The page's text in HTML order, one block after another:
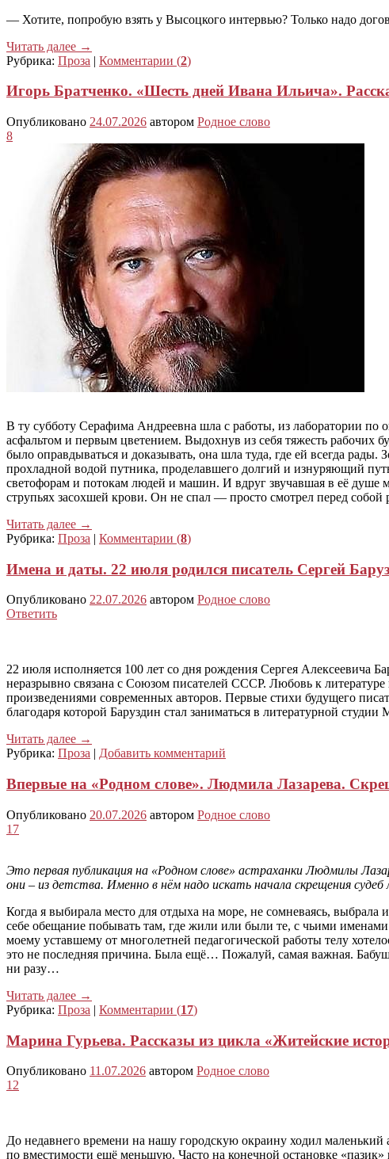
— Хотите, попробую взять у Высоцкого интервью? Только надо
Читать далее →
Рубрика: Проза | Комментарии (2)
Игорь Братченко. «Шесть дней Ивана Ильича».
Опубликовано 24.07.2026 автором Родное слово
8
В ту субботу Серафима Андреевна шла с работы, из лаборатории
асфальтом и первым цветением. Выдохнув из себя тяжесть рабочих
было оправдываться и доказывать, она шла туда, где ей всегда
прохладной водой путника, проделавшего долгий и изнуряющий
светофорам и потокам людей и машин. И вдруг звучавшая в её
струпьях засохшей крови. Он не спал — просто смотрел перед
Читать далее →
Рубрика: Проза | Комментарии (8)
Имена и даты. 22 июля родился писатель Сергей
Опубликовано 22.07.2026 автором Родное слово
Ответить
22 июля исполняется 100 лет со дня рождения Сергея Алексеевича
неразрывно связана с Союзом писателей СССР. Любовь к
произведениями современных авторов. Первые стихи будущего
благодаря которой Баруздин стал заниматься в литературной
Читать далее →
Рубрика: Проза | Добавить комментарий
Впервые на «Родном слове». Людмила Лазарева.
Опубликовано 20.07.2026 автором Родное слово
17
Это первая публикация на «Родном слове» астраханки Людмилы
они – из детства. Именно в нём надо искать начала скрещения
Когда я выбирала место для отдыха на море, не сомневаясь,
себе обещание побывать там, где жили или были те, с чьими именами
моему уставшему от многолетней педагогической работы телу
это не последняя причина. Была ещё… Пожалуй, самая важная.
ни разу…
Читать далее →
Рубрика: Проза | Комментарии (17)
Марина Гурьева. Рассказы из цикла «Житейские
Опубликовано 11.07.2026 автором Родное слово
12
До недавнего времени на нашу городскую окраину ходил
по вместимости ещё меньшую. Часто на конечной остановке